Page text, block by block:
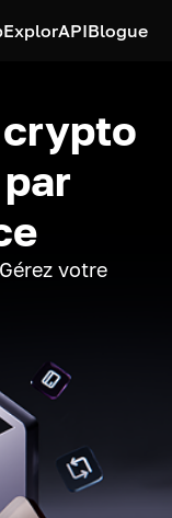
ExplorAPIBlogue
votre